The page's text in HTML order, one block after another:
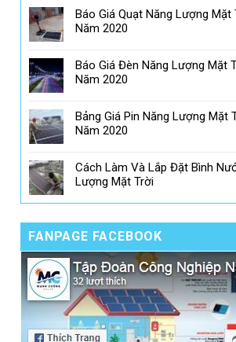
Báo Giá Quạt Năng Lượng Mặt
Năm 2020
Báo Giá Đèn Năng Lượng Mặt
Năm 2020
Bảng Giá Pin Năng Lượng Mặt
Năm 2020
Cách Làm Và Lắp Đặt Bình
Lượng Mặt Trời
FANPAGE FACEBOOK